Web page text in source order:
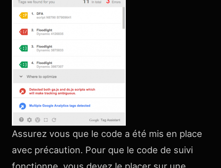
Assurez vous que le code a été mis en place
avec précaution. Pour que le code de suivi